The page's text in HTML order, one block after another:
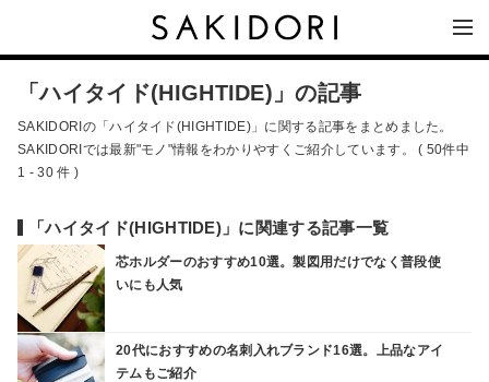
「ハイタイド(HIGHTIDE)」の記事
SAKIDORIの「ハイタイド(HIGHTIDE)」に関する記事をまとめました。
SAKIDORIでは最新"モノ"情報をわかりやすくご紹介しています。 ( 50件中
1 - 30 件 )
「ハイタイド(HIGHTIDE)」に関連する記事一覧
芯ホルダーのおすすめ10選。製図用だけでなく普段使
いにも人気
20代におすすめの名刺入れブランド16選。上品なアイ
テムもご紹介